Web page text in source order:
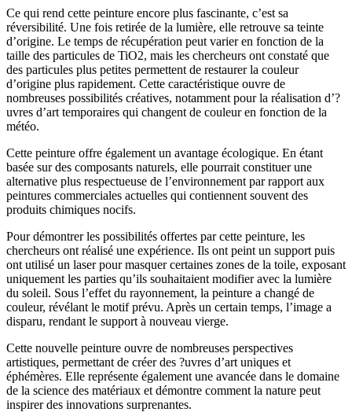
Ce qui rend cette peinture encore plus fascinante, c’est sa
réversibilité. Une fois retirée de la lumière, elle retrouve sa teinte
d’origine. Le temps de récupération peut varier en fonction de la
taille des particules de TiO2, mais les chercheurs ont constaté que
des particules plus petites permettent de restaurer la couleur
d’origine plus rapidement. Cette caractéristique ouvre de
nombreuses possibilités créatives, notamment pour la réalisation d’?
uvres d’art temporaires qui changent de couleur en fonction de la
météo.
Cette peinture offre également un avantage écologique. En étant
basée sur des composants naturels, elle pourrait constituer une
alternative plus respectueuse de l’environnement par rapport aux
peintures commerciales actuelles qui contiennent souvent des
produits chimiques nocifs.
Pour démontrer les possibilités offertes par cette peinture, les
chercheurs ont réalisé une expérience. Ils ont peint un support puis
ont utilisé un laser pour masquer certaines zones de la toile, exposant
uniquement les parties qu’ils souhaitaient modifier avec la lumière
du soleil. Sous l’effet du rayonnement, la peinture a changé de
couleur, révélant le motif prévu. Après un certain temps, l’image a
disparu, rendant le support à nouveau vierge.
Cette nouvelle peinture ouvre de nombreuses perspectives
artistiques, permettant de créer des ?uvres d’art uniques et
éphémères. Elle représente également une avancée dans le domaine
de la science des matériaux et démontre comment la nature peut
inspirer des innovations surprenantes.